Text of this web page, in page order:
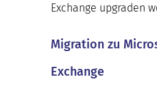
Exchange upgraden
Migration zu
Exchange